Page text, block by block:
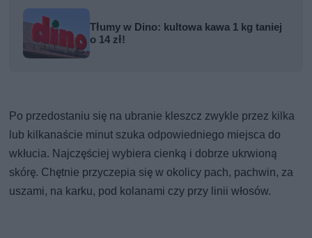
Tłumy w Dino: kultowa kawa 1 kg taniej
o 14 zł!
Po przedostaniu się na ubranie kleszcz zwykle przez kilka
lub kilkanaście minut szuka odpowiedniego miejsca do
wkłucia. Najczęściej wybiera cienką i dobrze ukrwioną
skórę. Chętnie przyczepia się w okolicy pach, pachwin, za
uszami, na karku, pod kolanami czy przy linii włosów.